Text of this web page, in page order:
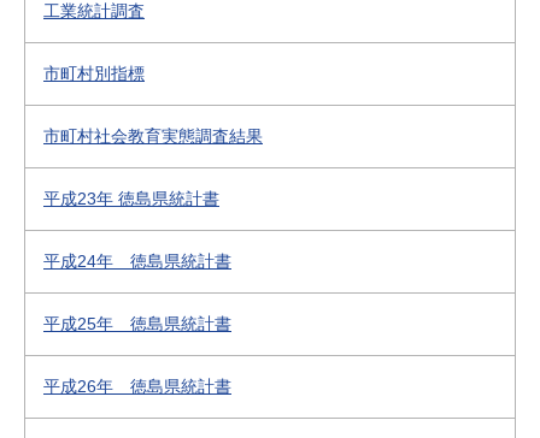
工業統計調査
市町村別指標
市町村社会教育実態調査結果
平成23年 徳島県統計書
平成24年 徳島県統計書
平成25年 徳島県統計書
平成26年 徳島県統計書